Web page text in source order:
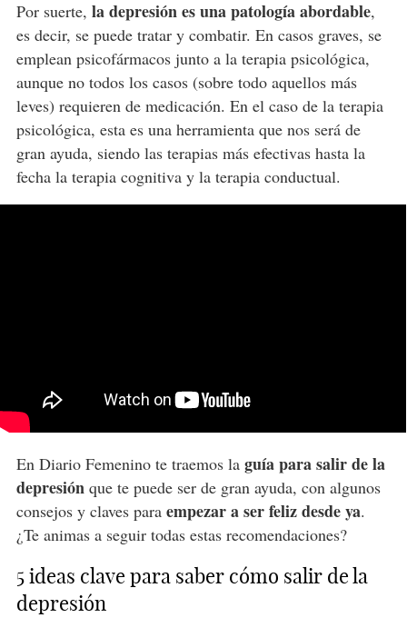
Por suerte, la depresión es una patología abordable,
es decir, se puede tratar y combatir. En casos graves, se
emplean psicofármacos junto a la terapia psicológica,
aunque no todos los casos (sobre todo aquellos más
leves) requieren de medicación. En el caso de la terapia
psicológica, esta es una herramienta que nos será de
gran ayuda, siendo las terapias más efectivas hasta la
fecha la terapia cognitiva y la terapia conductual.
En Diario Femenino te traemos laguía para salir de la
depresión que te puede ser de gran ayuda, con algunos
consejos y claves para empezar a ser feliz desde ya.
¿Te animas a seguir todas estas recomendaciones?
5 ideas clave para saber cómo salir de la
depresión